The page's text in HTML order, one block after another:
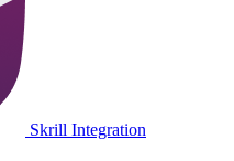
Skrill Integration